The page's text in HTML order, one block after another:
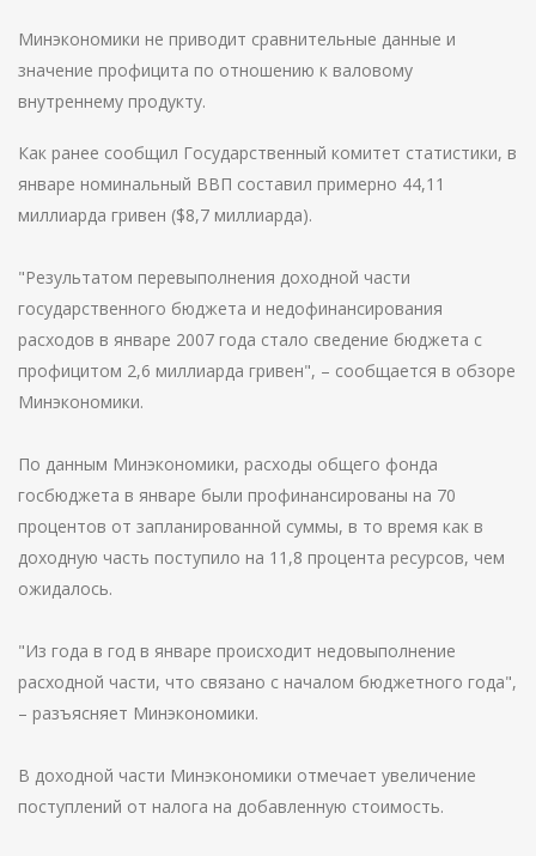
Минэкономики не приводит сравнительные данные и
значение профицита по отношению к валовому
внутреннему продукту.
Как ранее сообщил Государственный комитет статистики, в
январе номинальный ВВП составил примерно 44,11
миллиарда гривен ($8,7 миллиарда).
"Результатом перевыполнения доходной части
государственного бюджета и недофинансирования
расходов в январе 2007 года стало сведение бюджета с
профицитом 2,6 миллиарда гривен", – сообщается в обзоре
Минэкономики.
По данным Минэкономики, расходы общего фонда
госбюджета в январе были профинансированы на 70
процентов от запланированной суммы, в то время как в
доходную часть поступило на 11,8 процента ресурсов, чем
ожидалось.
"Из года в год в январе происходит недовыполнение
расходной части, что связано с началом бюджетного года",
– разъясняет Минэкономики.
В доходной части Минэкономики отмечает увеличение
поступлений от налога на добавленную стоимость.